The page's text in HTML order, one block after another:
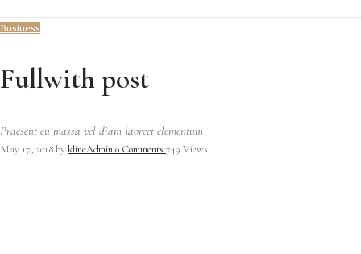
Business
Fullwith post
Praesent eu massa vel diam laoreet elementum
May 17, 2018by klineAdmin0 Comments 749 Views